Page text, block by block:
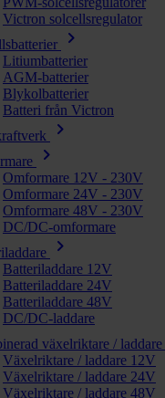
Victron solcellsregulator
chevron_right
Litiumbatterier
AGM-batterier
Blykolbatterier
Batteri från Victron
chevron_right
chevron_right
Omformare 12V - 230V
Omformare 24V - 230V
Omformare 48V - 230V
DC/DC-omformare
chevron_right
Batteriladdare 12V
Batteriladdare 24V
Batteriladdare 48V
DC/DC-laddare
växelriktare / laddare
Växelriktare / laddare 12V
Växelriktare / laddare 24V
Växelriktare / laddare 48V